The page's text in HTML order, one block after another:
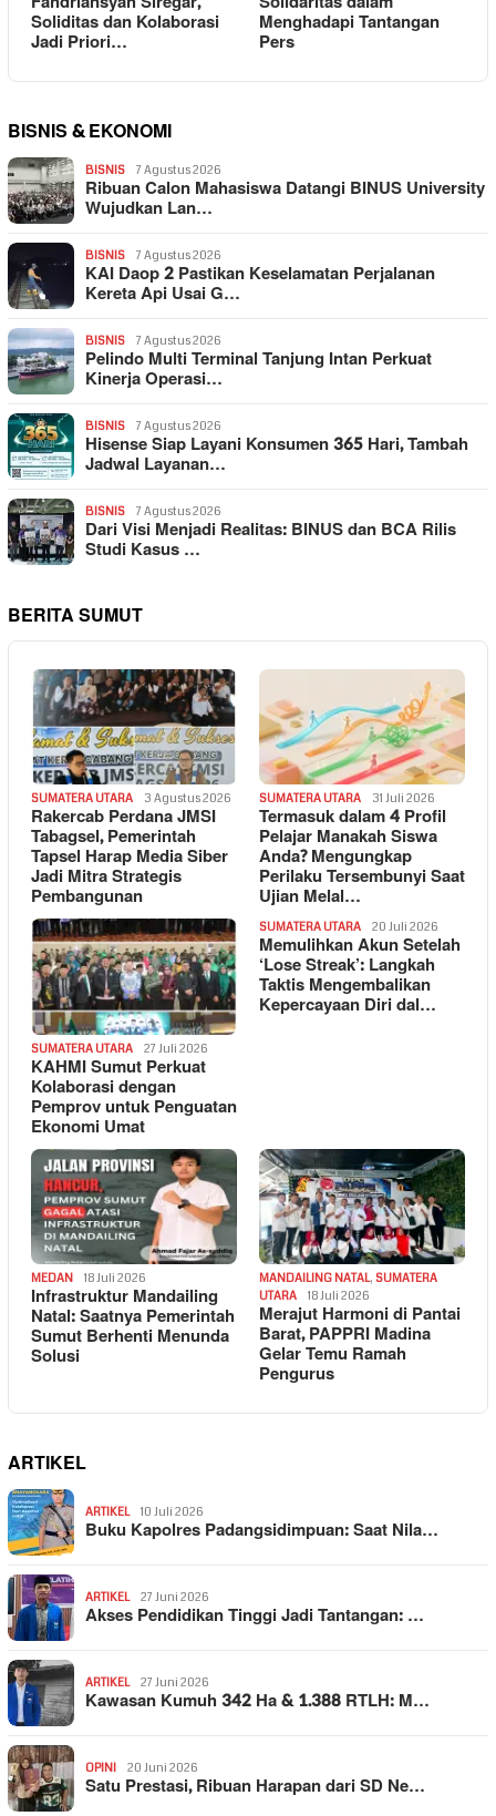
Soliditas dan Kolaborasi
Jadi Priori…
Menghadapi Tantangan
Pers
BISNIS & EKONOMI
BISNIS 7 Agustus 2026
Ribuan Calon Mahasiswa Datangi BINUS University
Wujudkan Lan…
BISNIS 7 Agustus 2026
KAI Daop 2 Pastikan Keselamatan Perjalanan
Kereta Api Usai G…
BISNIS 7 Agustus 2026
Pelindo Multi Terminal Tanjung Intan Perkuat
Kinerja Operasi…
BISNIS 7 Agustus 2026
Hisense Siap Layani Konsumen 365 Hari, Tambah
Jadwal Layanan…
BISNIS 7 Agustus 2026
Dari Visi Menjadi Realitas: BINUS dan BCA Rilis
Studi Kasus …
BERITA SUMUT
SUMATERA UTARA 3 Agustus 2026
Rakercab Perdana JMSI
Tabagsel, Pemerintah
Tapsel Harap Media Siber
Jadi Mitra Strategis
Pembangunan
SUMATERA UTARA 31 Juli 2026
Termasuk dalam 4 Profil
Pelajar Manakah Siswa
Anda? Mengungkap
Perilaku Tersembunyi Saat
Ujian Melal…
SUMATERA UTARA 27 Juli 2026
KAHMI Sumut Perkuat
Kolaborasi dengan
Pemprov untuk Penguatan
Ekonomi Umat
SUMATERA UTARA 20 Juli 2026
Memulihkan Akun Setelah
‘Lose Streak’: Langkah
Taktis Mengembalikan
Kepercayaan Diri dal…
MEDAN 18 Juli 2026
Infrastruktur Mandailing
Natal: Saatnya Pemerintah
Sumut Berhenti Menunda
Solusi
MANDAILING NATAL, SUMATERA
UTARA
18 Juli 2026
Merajut Harmoni di Pantai
Barat, PAPPRI Madina
Gelar Temu Ramah
Pengurus
ARTIKEL
ARTIKEL 10 Juli 2026
Buku Kapolres Padangsidimpuan: Saat Nila…
ARTIKEL 27 Juni 2026
Akses Pendidikan Tinggi Jadi Tantangan: …
ARTIKEL 27 Juni 2026
Kawasan Kumuh 342 Ha & 1.388 RTLH: M…
OPINI 20 Juni 2026
Satu Prestasi, Ribuan Harapan dari SD Ne…